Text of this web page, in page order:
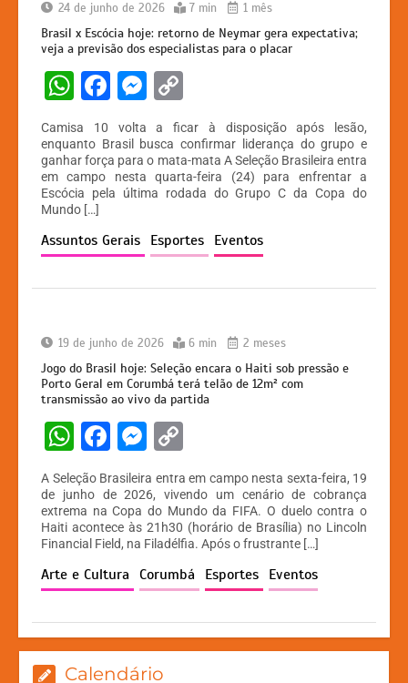
24 de junho de 2026 7 min 1 mês
Brasil x Escócia hoje: retorno de Neymar gera expectativa;
veja a previsão dos especialistas para o placar
W
at
s
A
p
p
F
c
e
b
o
o
k
M
s
s
e
n
g
er
p
y
Li
n
k
Camisa 10 volta a ficar à disposição após lesão,
enquanto Brasil busca confirmar liderança do grupo e
ganhar força para o mata-mata A Seleção Brasileira entra
em campo nesta quarta-feira (24) para enfrentar a
Escócia pela última rodada do Grupo C da Copa do
Mundo […]
Assuntos Gerais Esportes Eventos
19 de junho de 2026 6 min 2 meses
Jogo do Brasil hoje: Seleção encara o Haiti sob pressão e
Porto Geral em Corumbá terá telão de 12m² com
transmissão ao vivo da partida
W
h
at
s
A
p
F
c
e
b
o
k
M
s
s
e
n
er
p
y
Li
n
A Seleção Brasileira entra em campo nesta sexta-feira, 19
de junho de 2026, vivendo um cenário de cobrança
extrema na Copa do Mundo da FIFA. O duelo contra o
Haiti acontece às 21h30 (horário de Brasília) no Lincoln
Financial Field, na Filadélfia. Após o frustrante […]
Arte e Cultura Corumbá Esportes Eventos
Calendário